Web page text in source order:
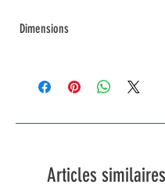
Dimensions
Possibilité de faire une
sur demande
Articles similaires